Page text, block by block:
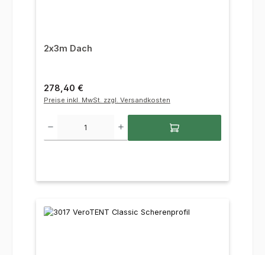
2x3m Dach
Regulärer Preis:
278,40 €
Preise inkl. MwSt. zzgl. Versandkosten